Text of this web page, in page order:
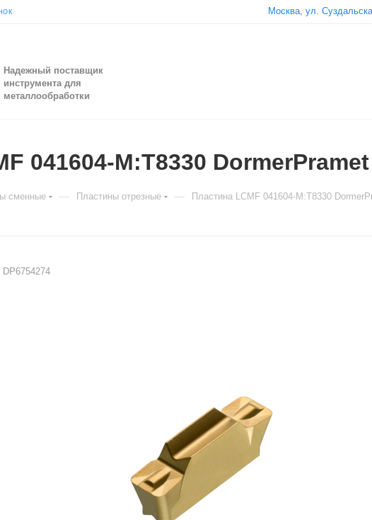
Москва, ул.
Надежный поставщик
инструмента для
металлообработки
041604-M:T8330 DormerPramet
сменные — Пластины отрезные — Пластина LCMF 041604-M:T8330
DP6754274